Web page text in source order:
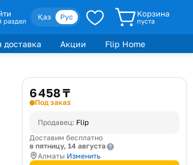
раздел Қаз Рус Корзина
пуста
доставка Акции
Flip Home
6 458 ₸
Под заказ
Продавец: Flip
Доставим бесплатно
в пятницу, 14 августа
Алматы Изменить